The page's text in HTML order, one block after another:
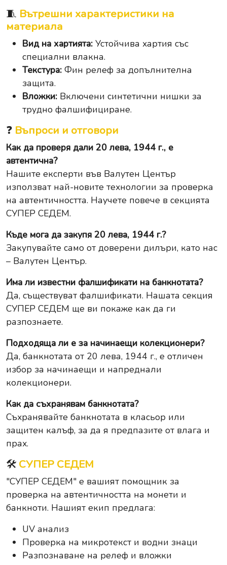
🧵 Вътрешни характеристики на
материала
Вид на хартията: Устойчива хартия със
специални влакна.
Текстура: Фин релеф за допълнителна
защита.
Вложки: Включени синтетични нишки за
трудно фалшифициране.
❓ Въпроси и отговори
Как да проверя дали 20 лева, 1944 г., е
автентична?
Нашите експерти във Валутен Център
използват най-новите технологии за проверка
на автентичността. Научете повече в секцията
СУПЕР СЕДЕМ.
Къде мога да закупя 20 лева, 1944 г.?
Закупувайте само от доверени дилъри, като нас
– Валутен Център.
Има ли известни фалшификати на банкнотата?
Да, съществуват фалшификати. Нашата секция
СУПЕР СЕДЕМ ще ви покаже как да ги
разпознаете.
Подходяща ли е за начинаещи колекционери?
Да, банкнотата от 20 лева, 1944 г., е отличен
избор за начинаещи и напреднали
колекционери.
Как да съхранявам банкнотата?
Съхранявайте банкнотата в класьор или
защитен калъф, за да я предпазите от влага и
прах.
🛠️ СУПЕР СЕДЕМ
"СУПЕР СЕДЕМ" е вашият помощник за
проверка на автентичността на монети и
банкноти. Нашият екип предлага:
UV анализ
Проверка на микротекст и водни знаци
Разпознаване на релеф и вложки